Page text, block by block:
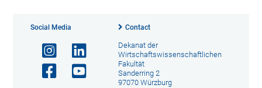
Social Media Contact
Dekanat der
Wirtschaftswissenschaftlichen
Fakultät
Sanderring 2
97070 Würzburg